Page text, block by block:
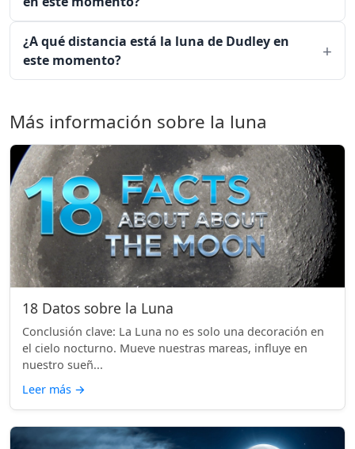
¿A qué distancia está la luna de Dudley en
este momento?
Más información sobre la luna
18 Datos sobre la Luna
Conclusión clave: La Luna no es solo una decoración en
el cielo nocturno. Mueve nuestras mareas, influye en
nuestro sueñ...
Leer más →